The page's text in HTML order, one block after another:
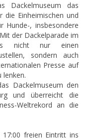
Dackelmuseum das
die Einheimischen und
, insbesondere
der Dackelparade im
nicht nur einen
sondern auch
Presse auf
lenken.
Dackelmuseum den
und überreicht die
Weltrekord an die
freien Eintritt ins